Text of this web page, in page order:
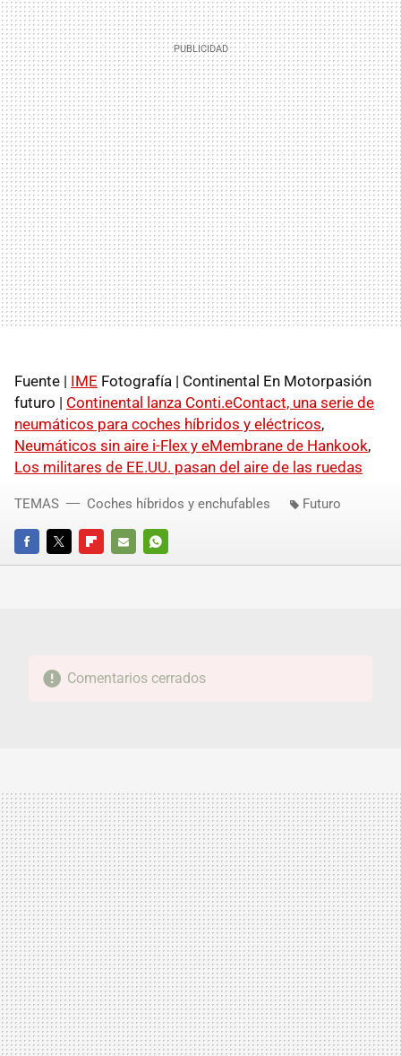
Fuente | IME Fotografía | Continental En Motorpasión
futuro | Continental lanza Conti.eContact, una serie de
neumáticos para coches híbridos y eléctricos,
Neumáticos sin aire i-Flex y eMembrane de Hankook,
Los militares de EE.UU. pasan del aire de las ruedas
FACEBOOKTWITTERFLIPBOARD
E-
WHATSAPP
TEMAS Coches híbridos y enchufables Futuro
Comentarios cerrados